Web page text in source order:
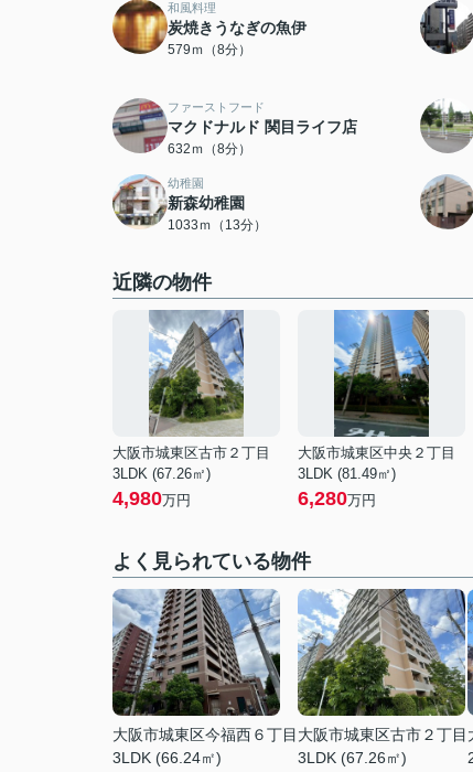
和風料理
炭焼きうなぎの魚伊
579ｍ（8分）
ファーストフード
マクドナルド 関目ライフ店
632ｍ（8分）
幼稚園
新森幼稚園
1033ｍ（13分）
近隣の物件
大阪市城東区古市２丁目
3LDK (67.26㎡)
4,980万円
大阪市城東区中央２丁目
3LDK (81.49㎡)
6,280万円
よく見られている物件
大阪市城東区今福西６丁目
3LDK (66.24㎡)
大阪市城東区古市２丁目
3LDK (67.26㎡)